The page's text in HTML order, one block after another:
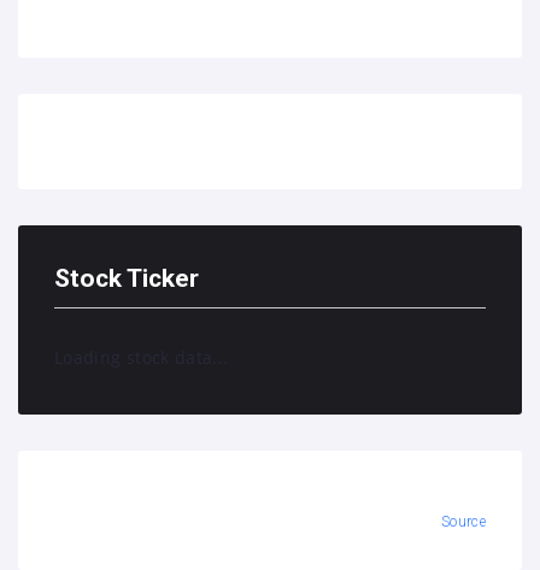
Stock Ticker
Loading stock data...
Source